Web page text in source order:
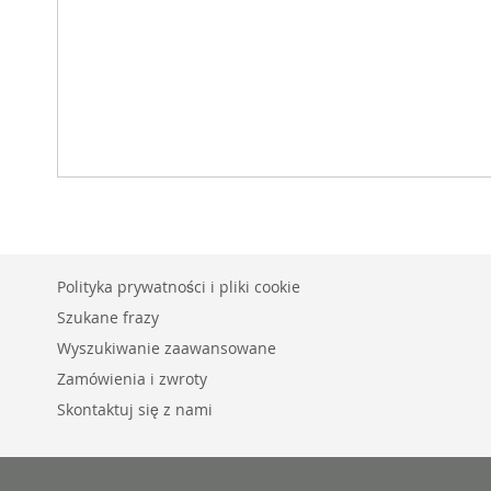
Polityka prywatności i pliki cookie
Szukane frazy
Wyszukiwanie zaawansowane
Zamówienia i zwroty
Skontaktuj się z nami